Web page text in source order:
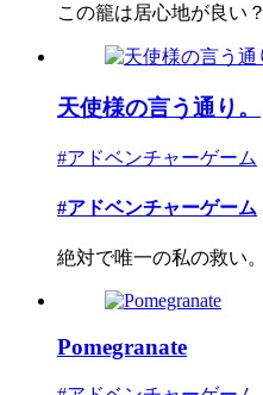
この籠は居心地が良い？
天使様の言う通り。
#アドベンチャーゲーム
#アドベンチャーゲーム
絶対で唯一の私の救い。
Pomegranate